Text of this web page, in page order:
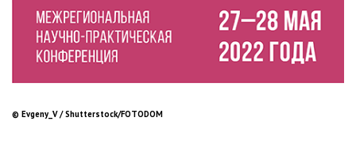
© Evgeny_V / Shutterstock/FOTODOM